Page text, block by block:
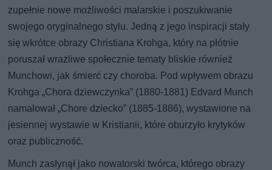
zupełnie nowe możliwości malarskie i poszukiwanie
swojego oryginalnego stylu. Jedną z jego inspiracji stały
się wkrótce obrazy Christiana Krohga, który na płótnie
poruszał wrażliwe społecznie tematy bliskie również
Munchowi, jak śmierć czy choroba. Pod wpływem obrazu
Krohga „Chora dziewczynka” (1880-1881) Edvard Munch
namalował „Chore dziecko” (1885-1886), wystawione na
jesiennej wystawie w Kristianii, które oburzyło krytyków
oraz publiczność.
Munch zasłynął jako nowatorski twórca, którego obrazy